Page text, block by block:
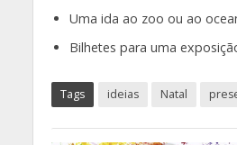
Uma ida ao zoo ou ao
Bilhetes para uma
Tags ideias Natal